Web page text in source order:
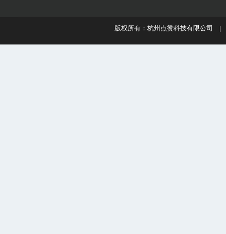
版权所有：杭州点赞科技有限公司